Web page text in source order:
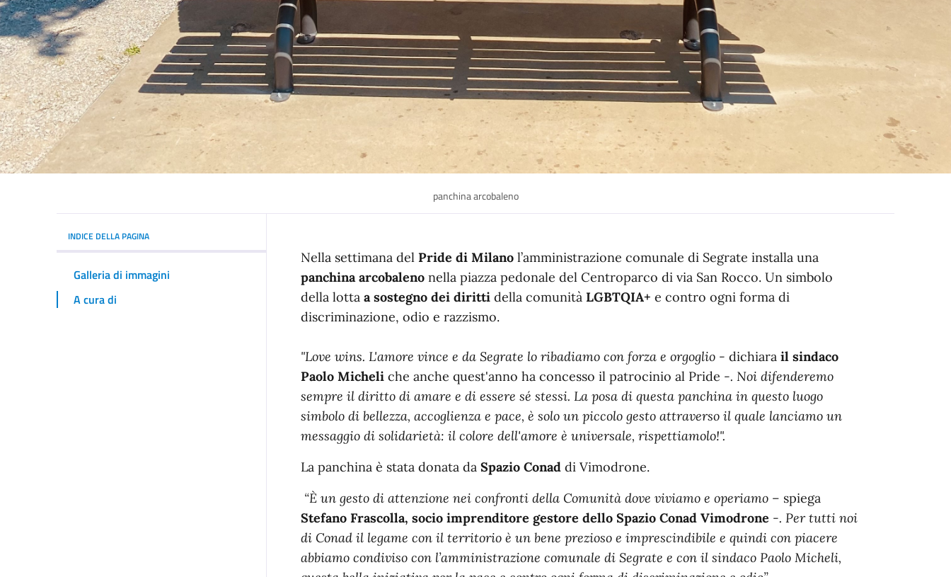
panchina arcobaleno
INDICE DELLA PAGINA
Galleria di immagini
A cura di
In dettaglio
Nella settimana del Pride di Milano l’amministrazione comunale di Segrate installa una
panchina arcobaleno nella piazza pedonale del Centroparco di via San Rocco. Un simbolo
della lotta a sostegno dei diritti della comunità LGBTQIA+ e contro ogni forma di
discriminazione, odio e razzismo.
"Love wins. L'amore vince e da Segrate lo ribadiamo con forza e orgoglio - dichiara il sindaco
Paolo Micheli che anche quest'anno ha concesso il patrocinio al Pride -. Noi difenderemo
sempre il diritto di amare e di essere sé stessi. La posa di questa panchina in questo luogo
simbolo di bellezza, accoglienza e pace, è solo un piccolo gesto attraverso il quale lanciamo un
messaggio di solidarietà: il colore dell'amore è universale, rispettiamolo!".
La panchina è stata donata da Spazio Conad di Vimodrone.
“È un gesto di attenzione nei confronti della Comunità dove viviamo e operiamo – spiega
Stefano Frascolla, socio imprenditore gestore dello Spazio Conad Vimodrone -. Per tutti noi
di Conad il legame con il territorio è un bene prezioso e imprescindibile e quindi con piacere
abbiamo condiviso con l’amministrazione comunale di Segrate e con il sindaco Paolo Micheli,